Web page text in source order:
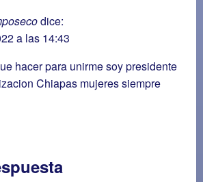
dice:
a las 14:43
hacer para unirme soy presidente
Chiapas mujeres siempre